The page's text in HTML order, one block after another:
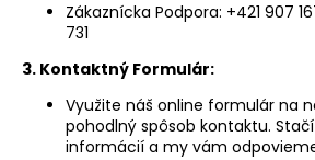
Zákaznícka Podpora: +421 907
731
3. Kontaktný Formulár:
Využite náš online formulár na
pohodlný spôsob kontaktu.
informácií a my vám